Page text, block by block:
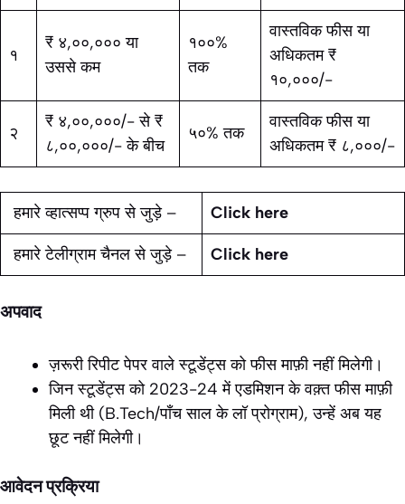
१
₹ ४,००,००० या
उससे कम
१००%
तक
वास्तविक फीस या
अधिकतम ₹
१०,०००/-
२
₹ ४,००,०००/- से ₹
८,००,०००/- के बीच
५०% तक
वास्तविक फीस या
अधिकतम ₹ ८,०००/-
हमारे व्हात्सप्प ग्रुप से जुड़े – Click here
हमारे टेलीग्राम चैनल से जुड़े – Click here
अपवाद
ज़रूरी रिपीट पेपर वाले स्टूडेंट्स को फीस माफ़ी नहीं मिलेगी।
जिन स्टूडेंट्स को 2023-24 में एडमिशन के वक़्त फीस माफ़ी
मिली थी (B.Tech/पाँच साल के लॉ प्रोग्राम), उन्हें अब यह
छूट नहीं मिलेगी।
आवेदन प्रक्रिया